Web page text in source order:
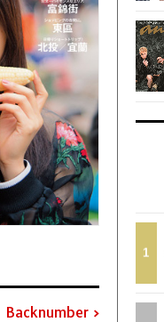
Backnumber
1